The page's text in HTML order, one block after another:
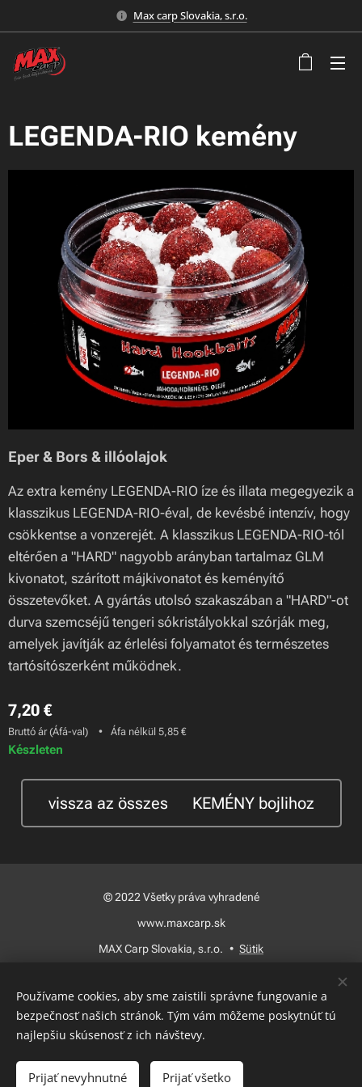
Max carp Slovakia, s.r.o.
LEGENDA-RIO kemény
Eper & Bors & illóolajok
Az extra kemény LEGENDA-RIO íze és illata megegyezik a
klasszikus LEGENDA-RIO-éval, de kevésbé intenzív, hogy
csökkentse a vonzerejét. A klasszikus LEGENDA-RIO-tól
eltérően a "HARD" nagyobb arányban tartalmaz GLM
kivonatot, szárított májkivonatot és keményítő
összetevőket. A gyártás utolsó szakaszában a "HARD"-ot
durva szemcséjű tengeri sókristályokkal szórják meg,
amelyek javítják az érlelési folyamatot és természetes
tartósítószerként működnek.
7,20 €
Bruttó ár (Áfá-val) Áfa nélkül 5,85 €
Készleten
Kosárba
vissza az összes 🍃KEMÉNY bojlihoz
© 2022 Všetky práva vyhradené
www.maxcarp.sk
MAX Carp Slovakia, s.r.o.
Sütik
Slovenčina
Magyar
Používame cookies, aby sme zaistili správne fungovanie a
bezpečnosť našich stránok. Tým vám môžeme poskytnúť tú
najlepšiu skúsenosť z ich návštevy.
Prijať nevyhnutné Prijať všetko